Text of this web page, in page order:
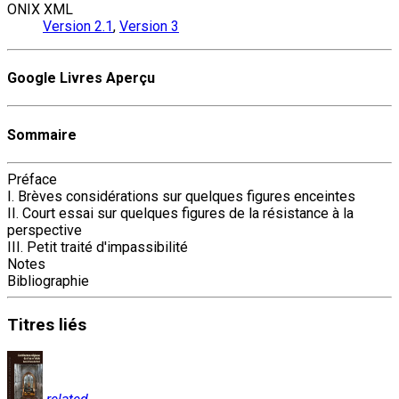
ONIX XML
Version 2.1, Version 3
Google Livres Aperçu
Sommaire
Préface
I. Brèves considérations sur quelques figures enceintes
II. Court essai sur quelques figures de la résistance à la
perspective
III. Petit traité d'impassibilité
Notes
Bibliographie
Titres liés